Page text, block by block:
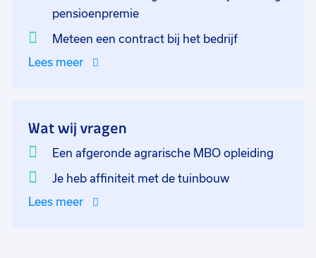
onderhoudt de klimaatsystemen en bent bereid om
bereikbaarheidsdiensten te draaien in het weekend als
er iets met het systeem gebeurd.
pensioenpremie
Meteen een contract bij het bedrijf
Lees meer
Wat wij vragen
Een afgeronde agrarische MBO opleiding
Je heb affiniteit met de tuinbouw
Lees meer